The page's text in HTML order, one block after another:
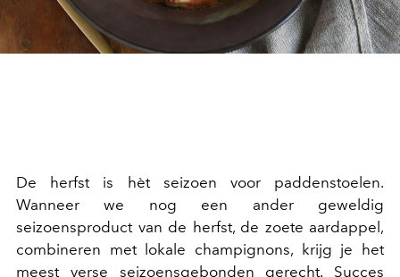
De herfst is hèt seizoen voor paddenstoelen.
Wanneer we nog een ander geweldig
seizoensproduct van de herfst, de zoete aardappel,
combineren met lokale champignons, krijg je het
meest verse seizoensgebonden gerecht. Succes